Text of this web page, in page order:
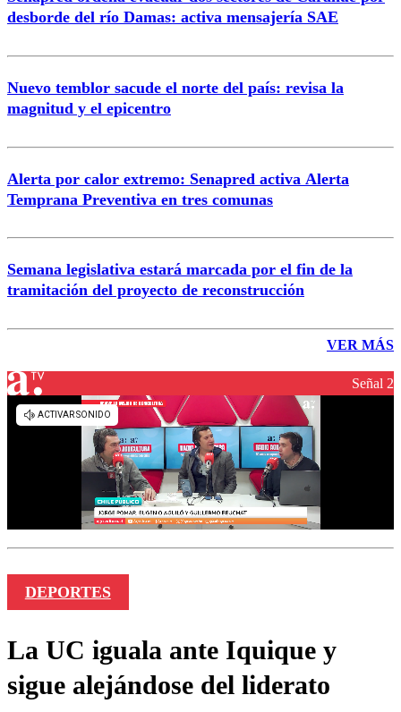
desborde del río Damas: activa mensajería SAE
Nuevo temblor sacude el norte del país: revisa la
magnitud y el epicentro
Alerta por calor extremo: Senapred activa Alerta
Temprana Preventiva en tres comunas
Semana legislativa estará marcada por el fin de la
tramitación del proyecto de reconstrucción
VER MÁS
Señal 2
DEPORTES
La UC iguala ante Iquique y
sigue alejándose del liderato